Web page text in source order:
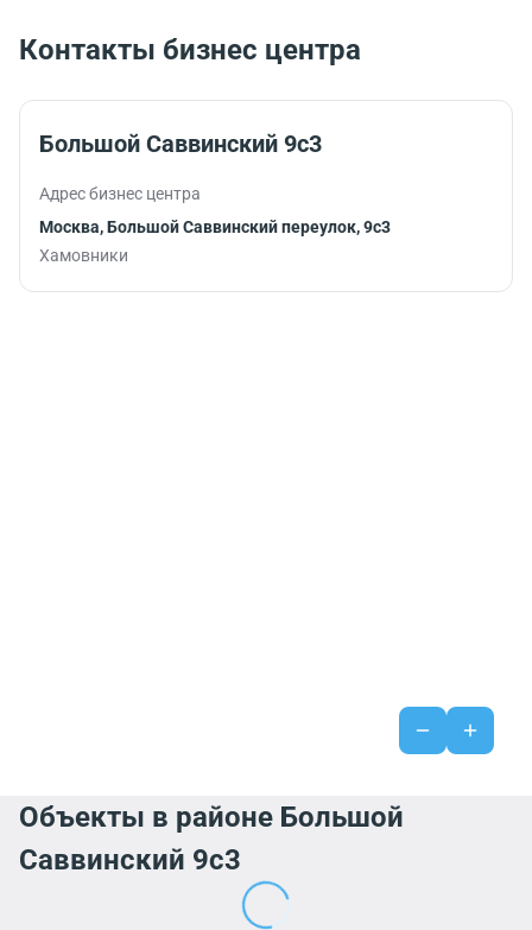
комфортной
Контакты бизнес центра
Большой Саввинский 9с3
Адрес бизнес центра
Москва, Большой Саввинский переулок, 9с3
Хамовники
Объекты в районе Большой
Саввинский 9с3